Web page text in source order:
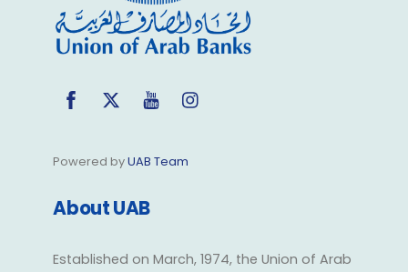
Facebook
Twitter YouTube
Powered byUAB Team
About UAB
Established on March, 1974, the Union of Arab